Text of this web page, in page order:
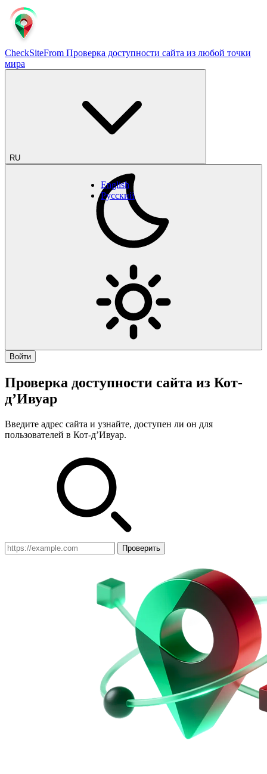
CheckSiteFrom Проверка доступности сайта из любой точки
мира
RU
English
Русский
Войти
Проверка доступности сайта из Кот-
д’Ивуар
Введите адрес сайта и узнайте, доступен ли он для
пользователей в Кот-д’Ивуар.
Проверить